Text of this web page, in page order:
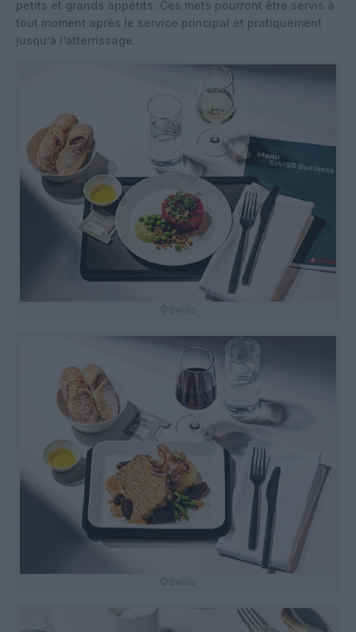
petits et grands appétits. Ces mets pourront être servis à
tout moment après le service principal et pratiquement
jusqu’à l’atterrissage.
©Swiss
©Swiss